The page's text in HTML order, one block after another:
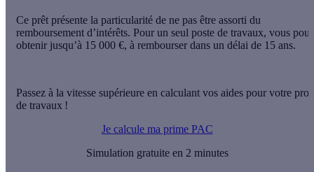
Ce prêt présente la particularité de ne pas être assorti du
remboursement d’intérêts. Pour un seul poste de travaux, vous
obtenir jusqu’à 15 000 €, à rembourser dans un délai de 15 ans.
Passez à la vitesse supérieure en calculant vos aides pour votre
de travaux !
Je calcule ma prime PAC
Simulation gratuite en 2 minutes